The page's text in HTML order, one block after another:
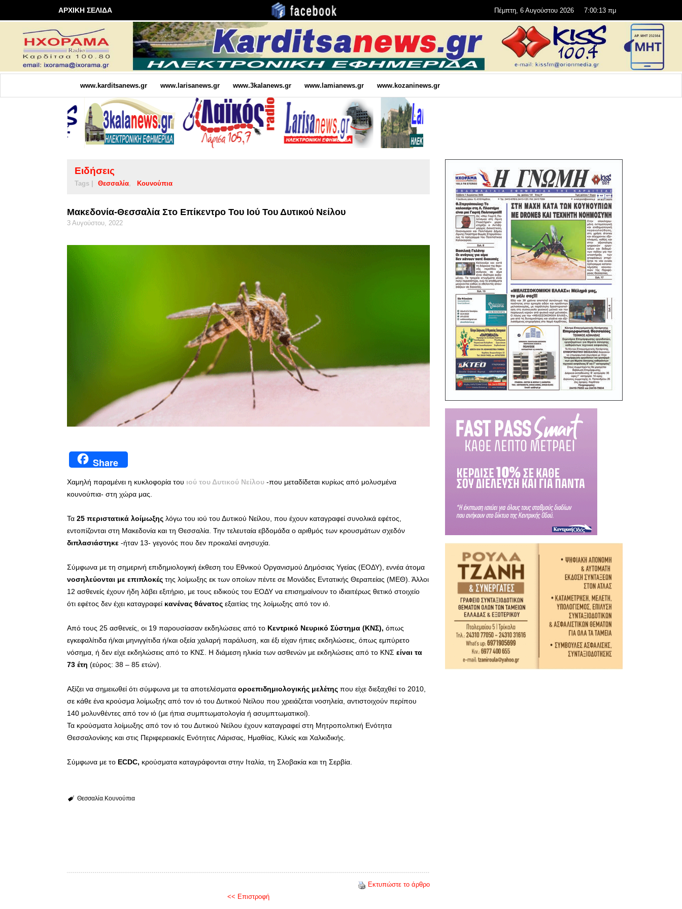
ΑΡΧΙΚΗ ΣΕΛΙΔΑ Πέμπτη, 6 Αυγούστου 2026 7:00:14 πμ
www.karditsanews.gr www.larisanews.gr www.3kalanews.gr www.lamianews.gr www.kozaninews.gr
Ειδήσεις
Tags | Θεσσαλία Κουνούπια
Μακεδονία-Θεσσαλία Στο Επίκεντρο Του Ιού Του Δυτικού Νείλου
3 Αυγούστου, 2022
Share
Χαμηλή παραμένει η κυκλοφορία του ιού του Δυτικού Νείλου -που μεταδίδεται κυρίως από μολυσμένα
κουνούπια- στη χώρα μας.
Τα 25 περιστατικά λοίμωξης λόγω του ιού του Δυτικού Νείλου, που έχουν καταγραφεί συνολικά εφέτος,
εντοπίζονται στη Μακεδονία και τη Θεσσαλία. Την τελευταία εβδομάδα ο αριθμός των κρουσμάτων σχεδόν
διπλασιάστηκε -ήταν 13- γεγονός που δεν προκαλεί ανησυχία.
Σύμφωνα με τη σημερινή επιδημιολογική έκθεση του Εθνικού Οργανισμού Δημόσιας Υγείας (ΕΟΔΥ), εννέα άτομα
νοσηλεύονται με επιπλοκές της λοίμωξης εκ των οποίων πέντε σε Μονάδες Εντατικής Θεραπείας (ΜΕΘ). Άλλοι
12 ασθενείς έχουν ήδη λάβει εξιτήριο, με τους ειδικούς του ΕΟΔΥ να επισημαίνουν το ιδιαιτέρως θετικό στοιχείο
ότι εφέτος δεν έχει καταγραφεί κανένας θάνατος εξαιτίας της λοίμωξης από τον ιό.
Από τους 25 ασθενείς, οι 19 παρουσίασαν εκδηλώσεις από το Κεντρικό Νευρικό Σύστημα (ΚΝΣ), όπως
εγκεφαλίτιδα ή/και μηνιγγίτιδα ή/και οξεία χαλαρή παράλυση, και έξι είχαν ήπιες εκδηλώσεις, όπως εμπύρετο
νόσημα, ή δεν είχε εκδηλώσεις από το ΚΝΣ. Η διάμεση ηλικία των ασθενών με εκδηλώσεις από το ΚΝΣ είναι τα
73 έτη (εύρος: 38 – 85 ετών).
Αξίζει να σημειωθεί ότι σύμφωνα με τα αποτελέσματα οροεπιδημιολογικής μελέτης που είχε διεξαχθεί το 2010,
σε κάθε ένα κρούσμα λοίμωξης από τον ιό του Δυτικού Νείλου που χρειάζεται νοσηλεία, αντιστοιχούν περίπου
140 μολυνθέντες από τον ιό (με ήπια συμπτωματολογία ή ασυμπτωματικοί).
Τα κρούσματα λοίμωξης από τον ιό του Δυτικού Νείλου έχουν καταγραφεί στη Μητροπολιτική Ενότητα
Θεσσαλονίκης και στις Περιφερειακές Ενότητες Λάρισας, Ημαθίας, Κιλκίς και Χαλκιδικής.
Σύμφωνα με το ECDC, κρούσματα καταγράφονται στην Ιταλία, τη Σλοβακία και τη Σερβία.
Θεσσαλία Κουνούπια
Εκτυπώστε το άρθρο
<< Επιστροφή